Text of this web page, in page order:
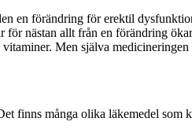
en förändring för erektil
nästan allt från en förändring
Men själva medicineringen
finns många olika läkemedel